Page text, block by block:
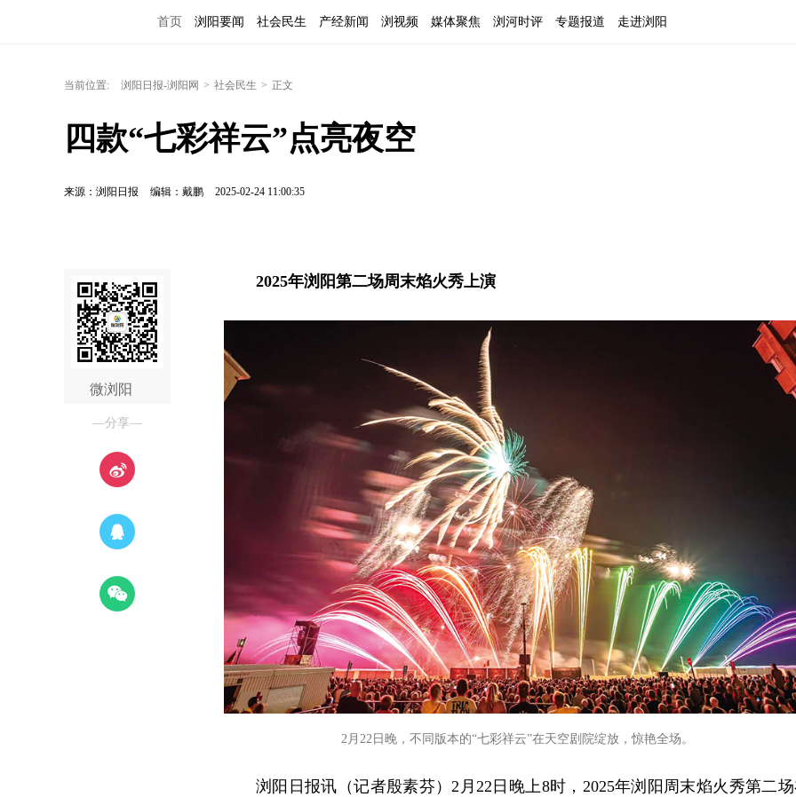
首页 浏阳要闻 社会民生 产经新闻 浏视频 媒体聚焦 浏河时评 专题报道 走进浏阳
当前位置: 浏阳日报-浏阳网 > 社会民生 > 正文
四款“七彩祥云”点亮夜空
来源：浏阳日报 编辑：戴鹏 2025-02-24 11:00:35
微浏阳
—分享—
2025年浏阳第二场周末焰火秀上演
2月22日晚，不同版本的“七彩祥云”在天空剧院绽放，惊艳全场。
浏阳日报讯（记者殷素芬）2月22日晚上8时，2025年浏阳周末焰火秀第二